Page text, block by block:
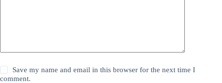
Save my name and email in this browser for the next time I
comment.